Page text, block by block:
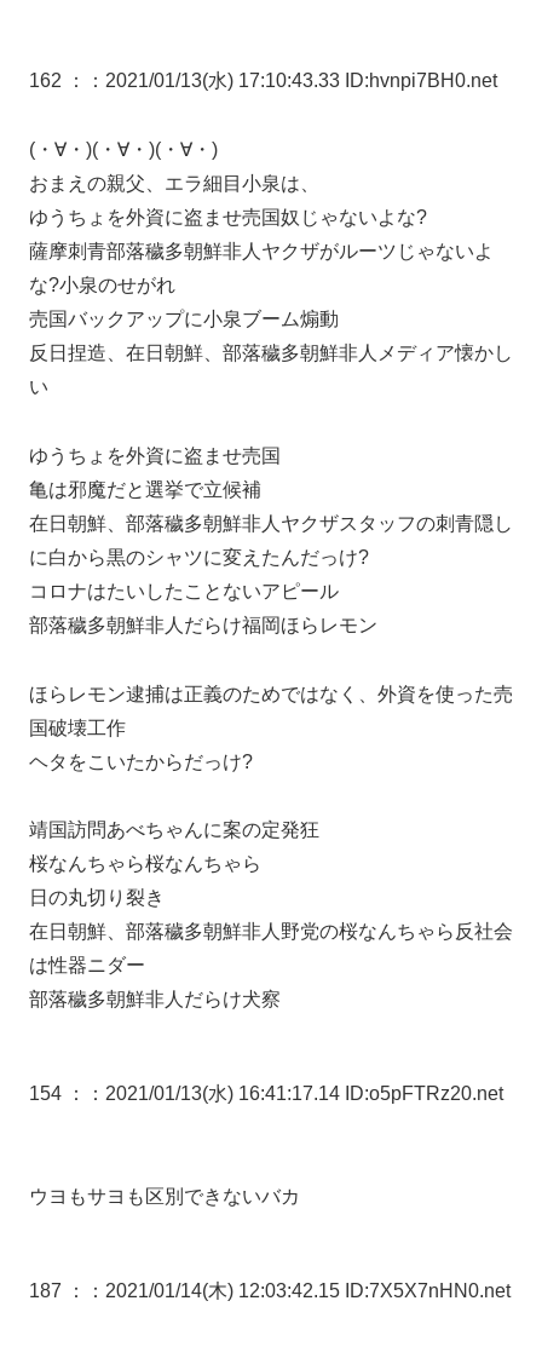
162 ： ：2021/01/13(水) 17:10:43.33 ID:hvnpi7BH0.net
(・∀・)(・∀・)(・∀・)
おまえの親父、エラ細目小泉は、
ゆうちょを外資に盗ませ売国奴じゃないよな?
薩摩刺青部落穢多朝鮮非人ヤクザがルーツじゃないよ
な?小泉のせがれ
売国バックアップに小泉ブーム煽動
反日捏造、在日朝鮮、部落穢多朝鮮非人メディア懐かし
い
ゆうちょを外資に盗ませ売国
亀は邪魔だと選挙で立候補
在日朝鮮、部落穢多朝鮮非人ヤクザスタッフの刺青隠し
に白から黒のシャツに変えたんだっけ?
コロナはたいしたことないアピール
部落穢多朝鮮非人だらけ福岡ほらレモン
ほらレモン逮捕は正義のためではなく、外資を使った売
国破壊工作
ヘタをこいたからだっけ?
靖国訪問あべちゃんに案の定発狂
桜なんちゃら桜なんちゃら
日の丸切り裂き
在日朝鮮、部落穢多朝鮮非人野党の桜なんちゃら反社会
は性器ニダー
部落穢多朝鮮非人だらけ犬察
154 ： ：2021/01/13(水) 16:41:17.14 ID:o5pFTRz20.net
ウヨもサヨも区別できないバカ
187 ： ：2021/01/14(木) 12:03:42.15 ID:7X5X7nHN0.net